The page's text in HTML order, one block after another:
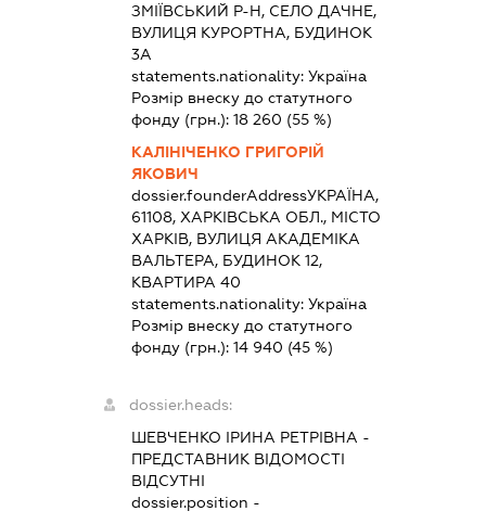
ЗМІЇВСЬКИЙ Р-Н, СЕЛО ДАЧНЕ,
ВУЛИЦЯ КУРОРТНА, БУДИНОК
3А
statements.nationality: Україна
Розмір внеску до статутного
фонду (грн.): 18 260 (55 %)
КАЛІНІЧЕНКО ГРИГОРІЙ
ЯКОВИЧ
dossier.founderAddressУКРАЇНА,
61108, ХАРКІВСЬКА ОБЛ., МІСТО
ХАРКІВ, ВУЛИЦЯ АКАДЕМІКА
ВАЛЬТЕРА, БУДИНОК 12,
КВАРТИРА 40
statements.nationality: Україна
Розмір внеску до статутного
фонду (грн.): 14 940 (45 %)
dossier.heads:
ШЕВЧЕНКО ІРИНА РЕТРІВНА -
ПРЕДСТАВНИК ВІДОМОСТІ
ВІДСУТНІ
dossier.position -